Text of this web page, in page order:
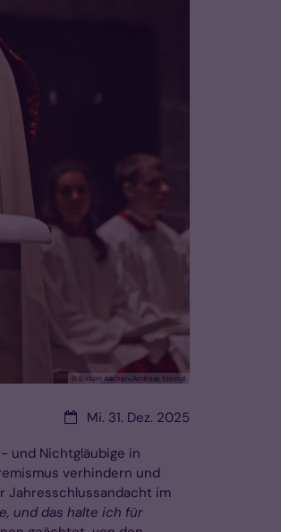
© Bistum Aachen/Andreas Steindl
Datum:Mi. 31. Dez. 2025
und Nichtgläubige in
verhindern und
Jahresschlussandacht im
und das halte ich für